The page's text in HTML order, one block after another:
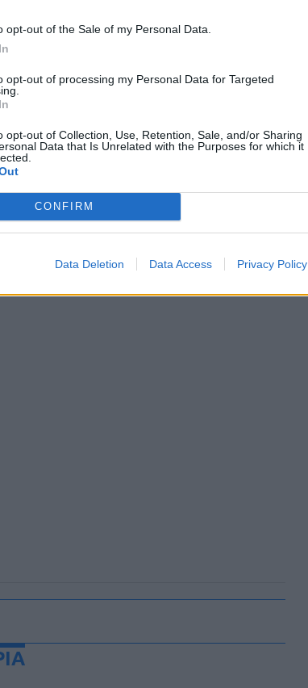
opt-out of the Sale of my Personal Data.
opt-out of processing my Personal Data for Targeted
opt-out of Collection, Use, Retention, Sale, and/or Sharing
Data that Is Unrelated with the Purposes for which it
CONFIRM
Data Deletion Data Access Privacy Policy
στο
νέα της ημέρας και ότι σου κάνει κλικ!
και στο Instagram
ΔΙΑΦΗΜΙΣΗ